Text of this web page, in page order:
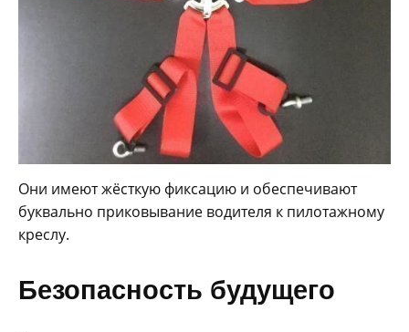
Они имеют жёсткую фиксацию и обеспечивают
буквально приковывание водителя к пилотажному
креслу.
Безопасность будущего